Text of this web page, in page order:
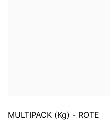
MULTIPACK (kg) - ROTE